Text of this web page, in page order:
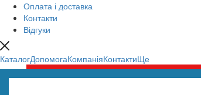
Оплата і доставка
Контакти
Відгуки
КаталогДопомогаКомпаніяКонтактиЩе